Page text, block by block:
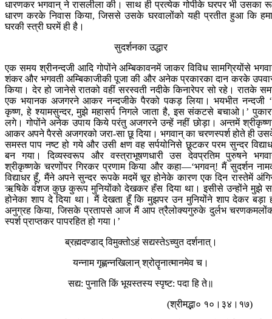
धारणकर भगवान् ने रासलीला की। साथ ही प्रत्येक गोपीके घरपर भी उसका
धारण करके निवास किया, जिससे उसके घरवालोंको यही प्रतीत हुआ कि
घरकी स्त्री घरमें ही है।
सुदर्शनका उद्धार
एक समय श्रीनन्दजी आदि गोपोंने अम्बिकावनमें जाकर विविध सामग्रियोंसे
शंकर और भगवती अम्बिकाजीकी पूजा की और अनेक प्रकारका दान करके
किया। देर हो जानेसे रातको वहीं सरस्वती नदीके किनारेपर सो रहे। रातके
एक भयानक अजगरने आकर नन्दजीके पैरको पकड़ लिया। भयभीत नन्दजी
कृष्ण, हे श्यामसुन्दर, मुझे महासर्प निगले जाता है, इस संकटसे बचाओ।’
लगे। गोपोंने अनेक उपाय किये परंतु अजगरने उन्हें नहीं छोड़ा। अन्तमें
आकर अपने पैरसे अजगरको जरा-सा छू दिया। भगवान् का चरणस्पर्श होते ही
समस्त पाप नष्ट हो गये और उसी क्षण वह सर्पयोनिसे छूटकर परम सुन्दर
बन गया। दिव्यस्वरूप और वस्त्राभूषणधारी उस देवप्रतिम पुरुषने
श्रीकृष्णके चरणोंपर गिरकर प्रणाम किया और कहा—‘भगवन्! मैं सुदर्शन
विद्याधर हूँ, मैंने अपने सुन्दर रूपके मदमें चूर होनेके कारण एक दिन रास्तेमें
ऋषिके वंशज कुछ कुरूप मुनियोंको देखकर हँस दिया था। इसीसे उन्होंने मुझे
होनेका शाप दे दिया था। मैं देखता हूँ कि मुझपर उन मुनियोंने शाप देकर बड़ा
अनुग्रह किया, जिसके प्रतापसे आज मैं आप त्रैलोक्यगुरुके दुर्लभ
स्पर्श प्राप्तकर पापरहित हो गया।’
ब्रह्मदण्डाद् विमुक्तोऽहं सद्यस्तेऽच्युत दर्शनात्।
यन्नाम गृह्णन्नखिलान् श्रोतॄनात्मानमेव च।
सद्य: पुनाति किं भूयस्तस्य स्पृष्ट: पदा हि ते॥
(श्रीमद्भा० १०।३४।१७)